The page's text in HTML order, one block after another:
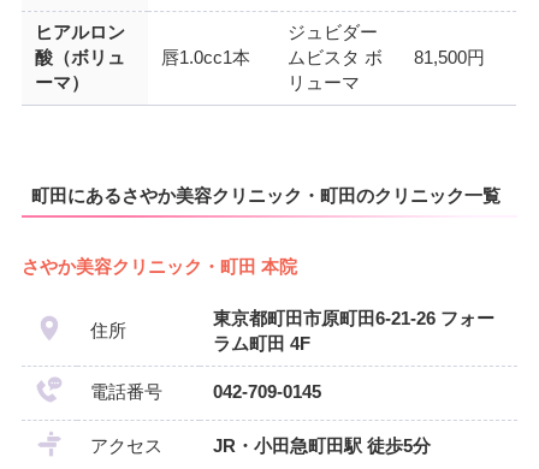
ヒアルロン
酸（ボリュ
ーマ）
唇1.0cc1本
ジュビダー
ムビスタ ボ
リューマ
81,500円
町田にあるさやか美容クリニック・町田のクリニック一覧
さやか美容クリニック・町田 本院
住所
東京都町田市原町田6-21-26 フォー
ラム町田 4F
電話番号 042-709-0145
アクセス JR・小田急町田駅 徒歩5分